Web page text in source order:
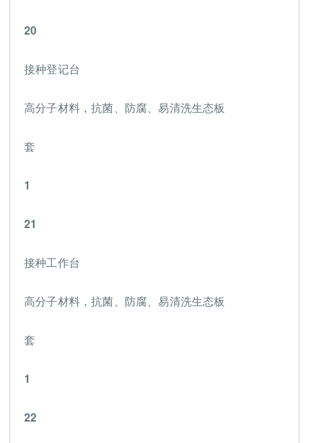
20
接种登记台
高分子材料，抗菌、防腐、易清洗生态板
套
1
21
接种工作台
高分子材料，抗菌、防腐、易清洗生态板
套
1
22